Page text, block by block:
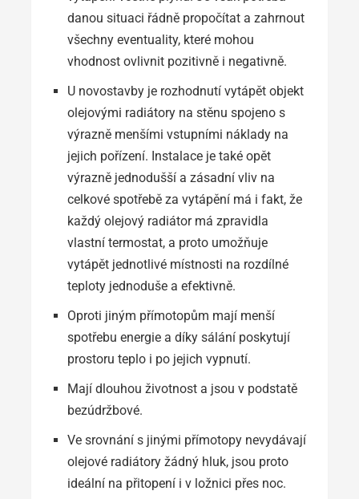
danou situaci řádně propočítat a zahrnout
všechny eventuality, které mohou
vhodnost ovlivnit pozitivně i negativně.
U novostavby je rozhodnutí vytápět objekt
olejovými radiátory na stěnu spojeno s
výrazně menšími vstupními náklady na
jejich pořízení. Instalace je také opět
výrazně jednodušší a zásadní vliv na
celkové spotřebě za vytápění má i fakt, že
každý olejový radiátor má zpravidla
vlastní termostat, a proto umožňuje
vytápět jednotlivé místnosti na rozdílné
teploty jednoduše a efektivně.
Oproti jiným přímotopům mají menší
spotřebu energie a díky sálání poskytují
prostoru teplo i po jejich vypnutí.
Mají dlouhou životnost a jsou v podstatě
bezúdržbové.
Ve srovnání s jinými přímotopy nevydávají
olejové radiátory žádný hluk, jsou proto
ideální na přitopení i v ložnici přes noc.